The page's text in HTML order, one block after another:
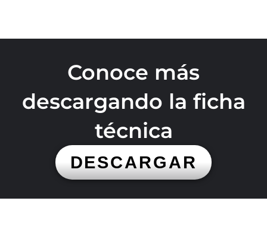
Conoce más
descargando la ficha
técnica
DESCARGAR